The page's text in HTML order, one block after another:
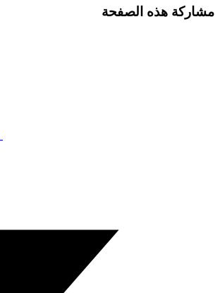
مشاركة هذه الصفحة